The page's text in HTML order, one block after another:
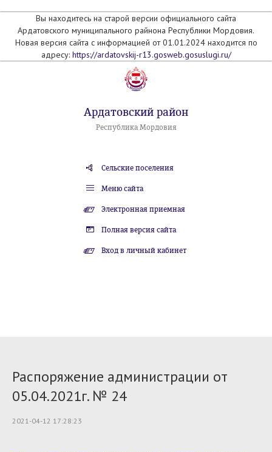
Вы находитесь на старой версии официального сайта
Ардатовского муниципального райнона Республики Мордовия.
Новая версия сайта с информацией от 01.01.2024 находится по
адресу: https://ardatovskij-r13.gosweb.gosuslugi.ru/
Ардатовский район
Республика Мордовия
Сельские поселения
Меню сайта
Электронная приемная
Полная версия сайта
Вход в личный кабинет
Распоряжение администрации от
05.04.2021г. № 24
2021-04-12 17:28:23